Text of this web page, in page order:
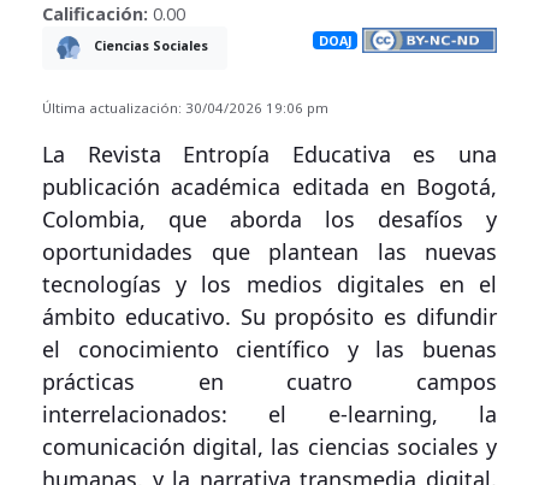
Calificación: 0.00
Ciencias Sociales DOAJ
Última actualización: 30/04/2026 19:06 pm
La Revista Entropía Educativa es una
publicación académica editada en Bogotá,
Colombia, que aborda los desafíos y
oportunidades que plantean las nuevas
tecnologías y los medios digitales en el
ámbito educativo. Su propósito es difundir
el conocimiento científico y las buenas
prácticas en cuatro campos
interrelacionados: el e-learning, la
comunicación digital, las ciencias sociales y
humanas, y la narrativa transmedia digital.